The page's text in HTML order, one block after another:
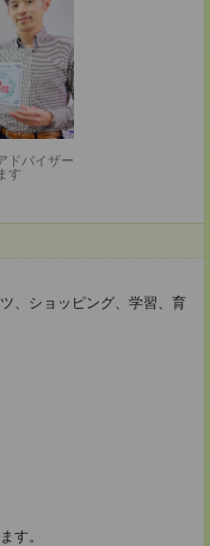
ドバイザー
す
、ショッピング、学習、育
す。